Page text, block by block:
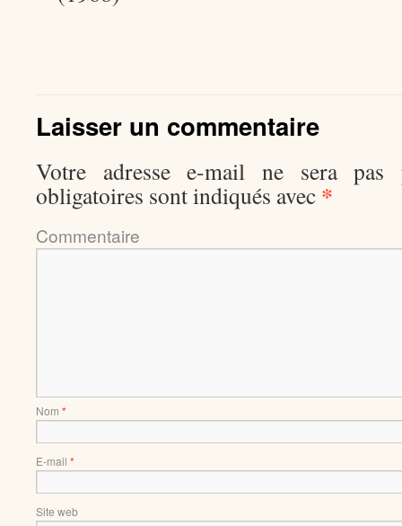
Laisser un commentaire
Votre adresse e-mail ne sera pas
obligatoires sont indiqués avec *
Nom *
E-mail *
Site web